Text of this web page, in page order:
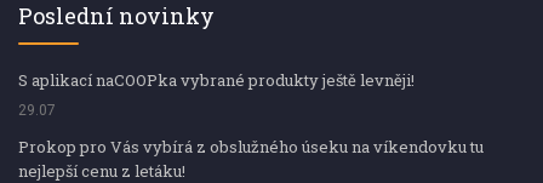
Poslední novinky
S aplikací naCOOPka vybrané produkty ještě levněji!
29.07
Prokop pro Vás vybírá z obslužného úseku na víkendovku tu
nejlepší cenu z letáku!